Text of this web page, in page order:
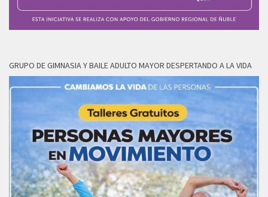
GRUPO DE GIMNASIA Y BAILE ADULTO MAYOR DESPERTANDO A LA VIDA